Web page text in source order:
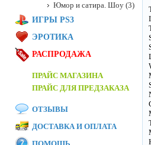
Юмор и сатира. Шоу (3)
ИГРЫ PS3
ЭРОТИКА
РАСПРОДАЖА
ПРАЙС МАГАЗИНА
ПРАЙС ДЛЯ ПРЕДЗАКАЗА
ОТЗЫВЫ
ДОСТАВКА И ОПЛАТА